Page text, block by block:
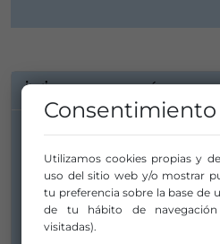
INFORMACIÓN DE
Rosazul Música
live2@rosazul.com
mail@rosazul.com
Consentimiento
Utilizamos cookies propias y
uso del sitio web y/o mostrar
tu preferencia sobre la base de
de tu hábito de
visitadas).